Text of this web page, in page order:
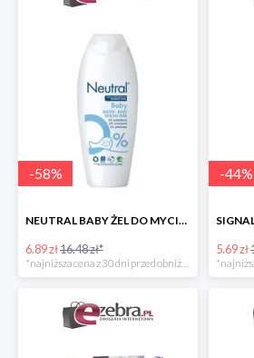
-58%
NEUTRAL BABY ŻEL DO MYCIA CIAŁA DLA DZIECI
6.89 zł16.48 zł*
-44%
5.69 zł